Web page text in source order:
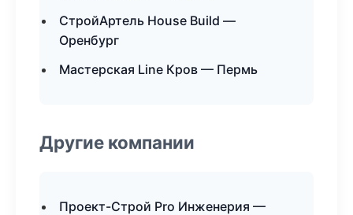
СтройАртель House Build —
Оренбург
Мастерская Line Кров — Пермь
Другие компании
Проект-Строй Pro Инженерия —